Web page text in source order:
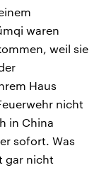
waren
weil sie
Haus
nicht
in China
sofort. Was
gar nicht